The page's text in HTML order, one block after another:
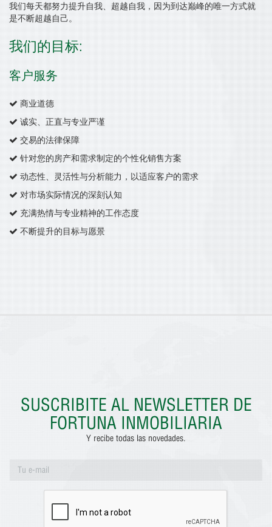
我们每天都努力提升自我、超越自我，因为到达巅峰的唯一方式就
是不断超越自己。
我们的目标:
客户服务
商业道德
诚实、正直与专业严谨
交易的法律保障
针对您的房产和需求制定的个性化销售方案
动态性、灵活性与分析能力，以适应客户的需求
对市场实际情况的深刻认知
充满热情与专业精神的工作态度
不断提升的目标与愿景
SUSCRIBITE AL NEWSLETTER DE
FORTUNA INMOBILIARIA
Y recibe todas las novedades.